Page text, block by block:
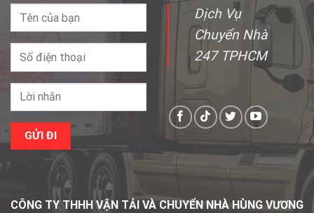
Dịch Vụ
Chuyển Nhà
247 TPHCM
CÔNG TY THHH VẬN TẢI VÀ CHUYỂN NHÀ HÙNG VƯƠNG